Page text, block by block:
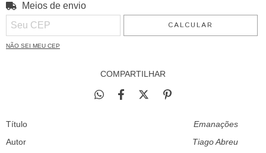
Entregas para o CEP:
Meios de envio
CALCULAR
NÃO SEI MEU CEP
COMPARTILHAR
Título Emanações
Autor Tiago Abreu